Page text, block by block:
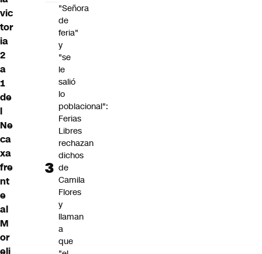
vic
tor
ia
2
a
1
de
l
Ne
ca
xa
fre
nt
e
al
M
or
eli
"Señora
de
feria"
y
"se
le
salió
lo
poblacional":
Ferias
Libres
rechazan
dichos
de
Camila
Flores
y
llaman
a
que